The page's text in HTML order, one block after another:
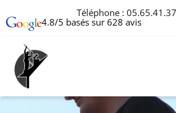
Téléphone :
4.8/5 basés sur 628 avis